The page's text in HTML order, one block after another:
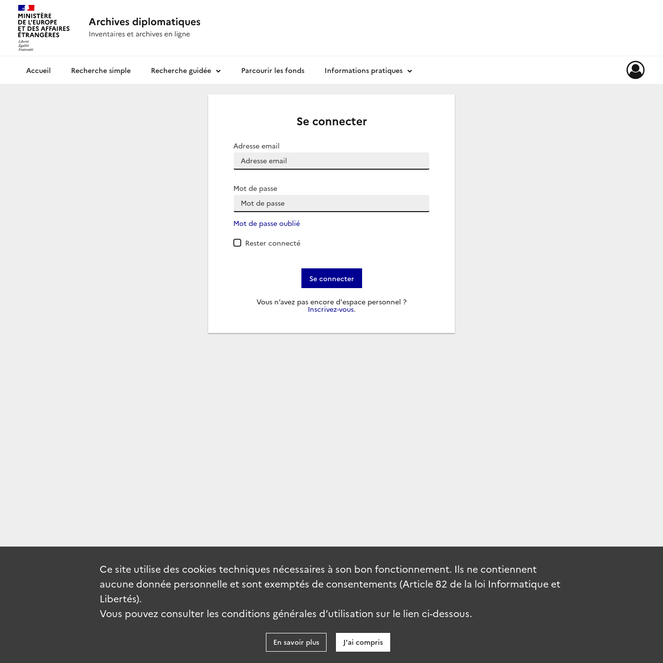
Archives diplomatiquesRecherche simple Recherche guidée Parcourir les fonds Informations pratiques
Se connecter
Adresse email
Mot de passe
Mot de passe oublié
Rester connecté
Se connecter
Vous n’avez pas encore d'espace personnel ?
Inscrivez-vous.
Ce site utilise des cookies techniques nécessaires à son bon fonctionnement. Ils ne contiennent
aucune donnée personnelle et sont exemptés de consentements (Article 82 de la loi Informatique et
Libertés).
Vous pouvez consulter les conditions générales d’utilisation sur le lien ci-dessous.
En savoir plus J'ai compris